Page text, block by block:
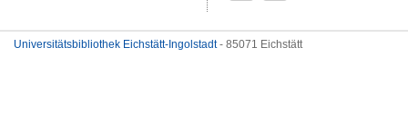
Universitätsbibliothek Eichstätt-Ingolstadt- 85071 Eichstätt